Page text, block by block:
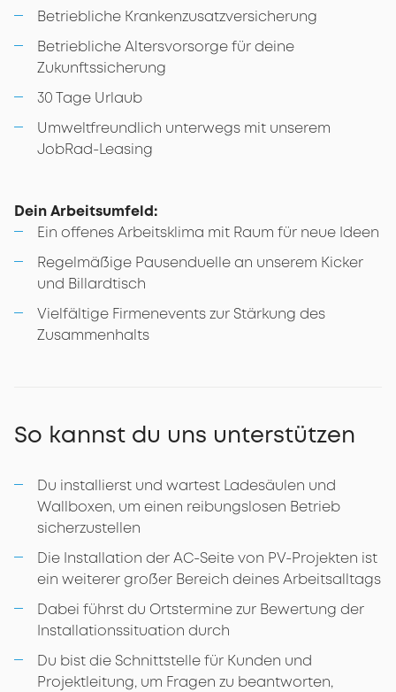
Betriebliche Krankenzusatzversicherung
Betriebliche Altersvorsorge für deine
Zukunftssicherung
30 Tage Urlaub
Umweltfreundlich unterwegs mit unserem
JobRad-Leasing
Dein Arbeitsumfeld:
Ein offenes Arbeitsklima mit Raum für neue Ideen
Regelmäßige Pausenduelle an unserem Kicker
und Billardtisch
Vielfältige Firmenevents zur Stärkung des
Zusammenhalts
So kannst du uns unterstützen
Du installierst und wartest Ladesäulen und
Wallboxen, um einen reibungslosen Betrieb
sicherzustellen
Die Installation der AC-Seite von PV-Projekten ist
ein weiterer großer Bereich deines Arbeitsalltags
Dabei führst du Ortstermine zur Bewertung der
Installationssituation durch
Du bist die Schnittstelle für Kunden und
Projektleitung, um Fragen zu beantworten,